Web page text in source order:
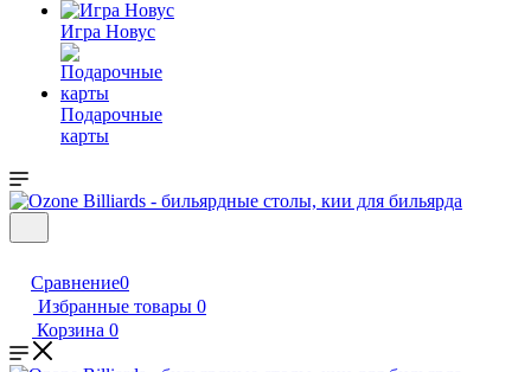
Игра Новус
Подарочные
карты
Сравнение0
Избранные товары 0
Корзина 0